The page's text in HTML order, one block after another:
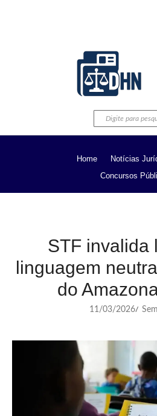
Home
Notícias
Concursos
STF invalida
linguagem
do
11/03/2026/